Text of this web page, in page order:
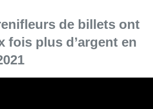
de billets ont
fois plus d’argent en